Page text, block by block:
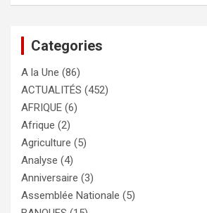
Categories
A la Une (86)
ACTUALITÉS (452)
AFRIQUE (6)
Afrique (2)
Agriculture (5)
Analyse (4)
Anniversaire (3)
Assemblée Nationale (5)